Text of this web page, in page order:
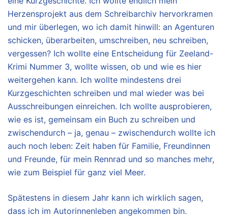
Herzensprojekt aus dem Schreibarchiv hervorkramen
und mir überlegen, wo ich damit hinwill: an Agenturen
schicken, überarbeiten, umschreiben, neu schreiben,
vergessen? Ich wollte eine Entscheidung für Zeeland-
Krimi Nummer 3, wollte wissen, ob und wie es hier
weitergehen kann. Ich wollte mindestens drei
Kurzgeschichten schreiben und mal wieder was bei
Ausschreibungen einreichen. Ich wollte ausprobieren,
wie es ist, gemeinsam ein Buch zu schreiben und
zwischendurch – ja, genau – zwischendurch wollte ich
auch noch leben: Zeit haben für Familie, Freundinnen
und Freunde, für mein Rennrad und so manches mehr,
wie zum Beispiel für ganz viel Meer.
Spätestens in diesem Jahr kann ich wirklich sagen,
dass ich im Autorinnenleben angekommen bin.